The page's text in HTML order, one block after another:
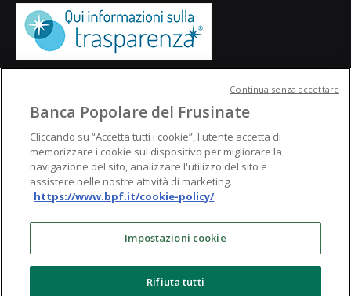
© Banca Popolare del Frusinate
Banca Popolare del Frusinate
Cliccando su “Accetta tutti i cookie”, l'utente accetta di
memorizzare i cookie sul dispositivo per migliorare la
navigazione del sito, analizzare l'utilizzo del sito e
assistere nelle nostre attività di marketing.
https://www.bpf.it/cookie-policy/
Impostazioni cookie
Rifiuta tutti
Continua senza accettare